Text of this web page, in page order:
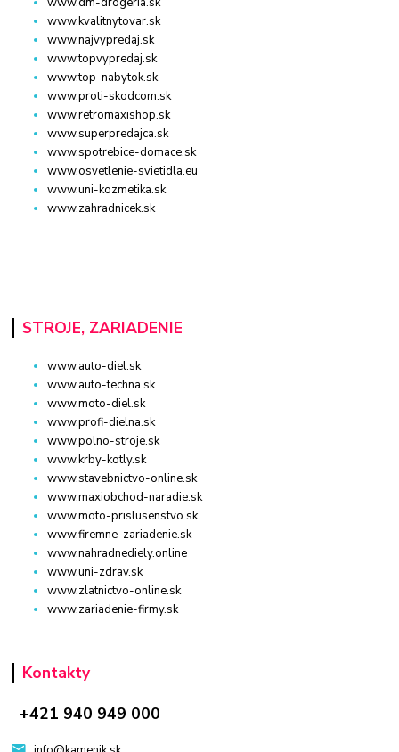
www.kvalitnytovar.sk
www.najvypredaj.sk
www.topvypredaj.sk
www.top-nabytok.sk
www.proti-skodcom.sk
www.retromaxishop.sk
www.superpredajca.sk
www.spotrebice-domace.sk
www.osvetlenie-svietidla.eu
www.uni-kozmetika.sk
www.zahradnicek.sk
STROJE, ZARIADENIE
www.auto-diel.sk
www.auto-techna.sk
www.moto-diel.sk
www.profi-dielna.sk
www.polno-stroje.sk
www.krby-kotly.sk
www.stavebnictvo-online.sk
www.maxiobchod-naradie.sk
www.moto-prislusenstvo.sk
www.firemne-zariadenie.sk
www.nahradnediely.online
www.uni-zdrav.sk
www.zlatnictvo-online.sk
www.zariadenie-firmy.sk
Kontakty
+421 940 949 000